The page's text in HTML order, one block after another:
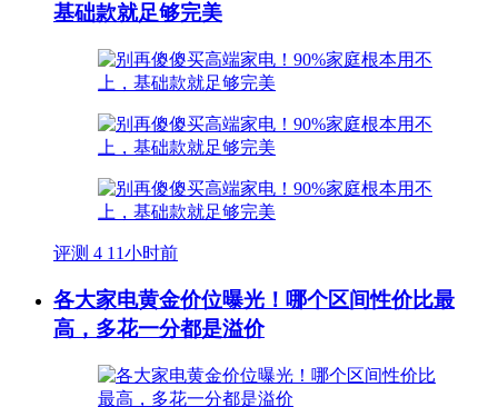
基础款就足够完美
评测 4 11小时前
各大家电黄金价位曝光！哪个区间性价比最
高，多花一分都是溢价